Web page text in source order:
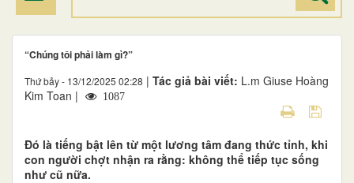
“Chúng tôi phải làm gì?”
Thứ bảy - 13/12/2025 02:28 | Tác giả bài viết: L.m Giuse Hoàng
Kim Toan |
1087
Đó là tiếng bật lên từ một lương tâm đang thức tỉnh, khi
con người chợt nhận ra rằng: không thể tiếp tục sống
như cũ nữa.